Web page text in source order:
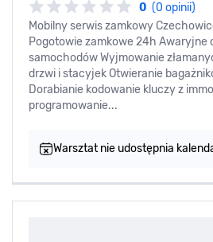
0 (0 opinii)
Mobilny serwis zamkowy
Pogotowie zamkowe 24h Awaryjne
samochodów Wyjmowanie
drzwi i stacyjek Otwieranie
Dorabianie kodowanie kluczy z
programowanie...
Warsztat nie udostępnia